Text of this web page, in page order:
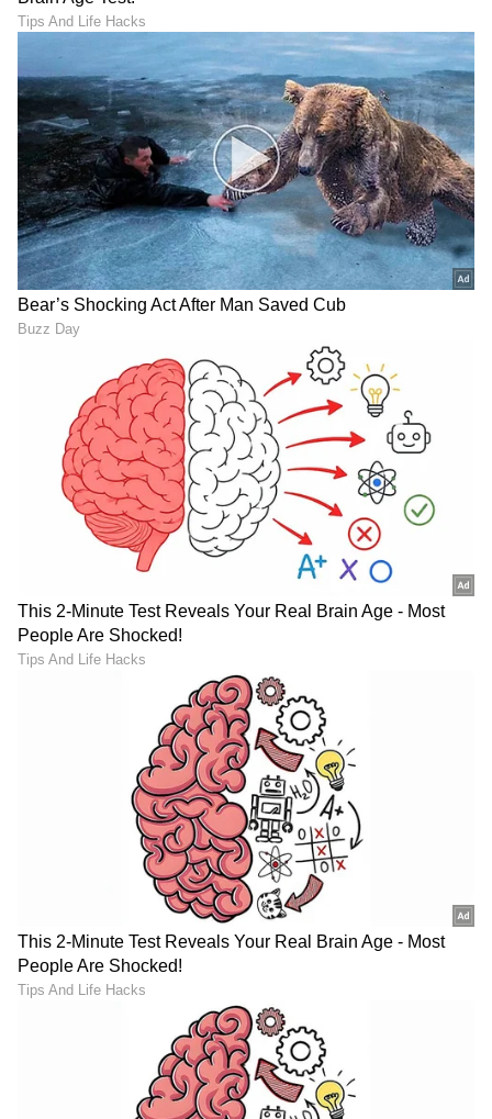
"ರಾಜಕೀಯ ಬೇಡ, ಸಿನಿಮಾನೇ ಪ್ರಾಣ":
ಕನಕೋತ್ಸವದಲ್ಲಿ ರಿಷಬ್ ಶೆಟ್ಟಿ | Rishab
Shetty speech | Suvarna News
ಶೇ.50 ರಿಂದ ಶೇ.18 ಕ್ಕೆ TAX ಇಳಿಕೆ: ಮೋದಿ-
ಟ್ರಂಪ್ ಐತಿಹಾಸಿಕ ಒಪ್ಪಂದ | India US
Trade Deal | Party Rounds